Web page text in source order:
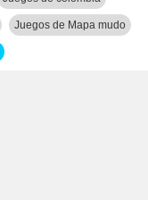
Juegos de Mapa mudo